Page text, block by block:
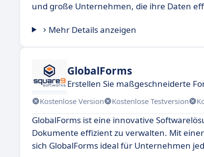
und große Unternehmen, die ihre Daten
Mehr Details anzeigen
GlobalForms
Erstellen Sie maßgeschneiderte
Kostenlose Version Kostenlose Testversion
GlobalForms ist eine innovative
Dokumente effizient zu verwalten. Mit
sich GlobalForms ideal für Unternehmen